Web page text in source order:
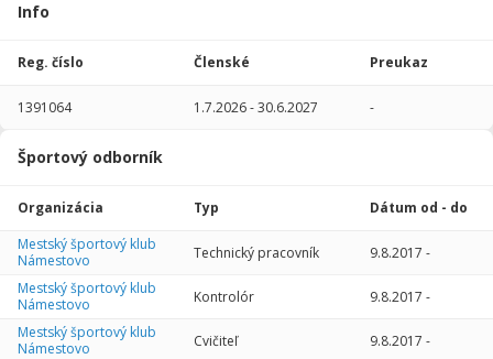
Info
Reg. číslo Členské Preukaz
1391064 1.7.2026-30.6.2027 -
Športový odborník
Organizácia Typ
Dátum od - do
Mestský športový klub
Námestovo
Technický pracovník 9.8.2017 -
Mestský športový klub
Námestovo
Kontrolór 9.8.2017 -
Mestský športový klub
Námestovo
Cvičiteľ 9.8.2017 -
Štatistika